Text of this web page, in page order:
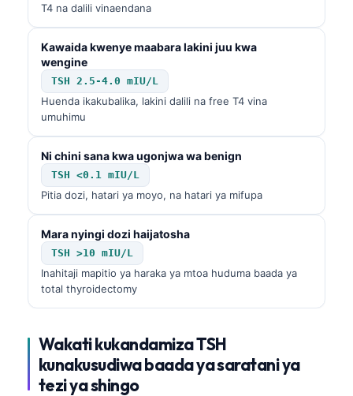
T4 na dalili vinaendana
Kawaida kwenye maabara lakini juu kwa
wengine
TSH 2.5-4.0 mIU/L
Huenda ikakubalika, lakini dalili na free T4 vina
umuhimu
Ni chini sana kwa ugonjwa wa benign
TSH <0.1 mIU/L
Pitia dozi, hatari ya moyo, na hatari ya mifupa
Mara nyingi dozi haijatosha
TSH >10 mIU/L
Inahitaji mapitio ya haraka ya mtoa huduma baada ya
total thyroidectomy
Wakati kukandamizaTSH
kunakusudiwa baada ya saratani ya
tezi ya shingo